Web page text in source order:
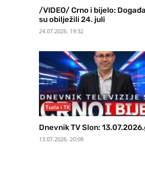
/VIDEO/ Crno i bijelo:
su obilježili 24. juli
24.07.2026. 19:32
Tuzla i TK
Dnevnik TV Slon:
13.07.2026. 20:08